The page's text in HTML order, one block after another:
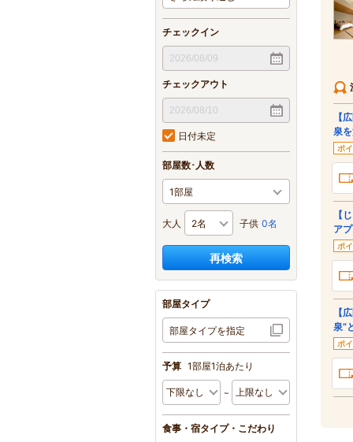
チェックイン
チェックアウト
日付未定
部屋数･人数
大人 子供 0名
再検索
部屋タイプ
部屋タイプを指定
予算 1部屋1泊あたり
食事・宿タイプ・こだわり
【
泉
ポ
【
ア
ポ
【
泉”
ポ